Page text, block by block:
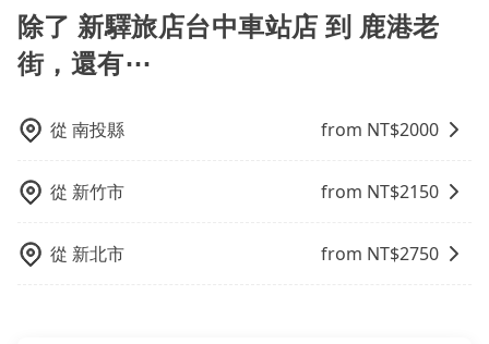
心地享受旅步為您提供的服務。
booking@tripool.app聯繫我們，將有專人協助回覆確
認是否能協助安排。
除了 新驛旅店台中車站店 到 鹿港老
街，還有⋯
從 南投縣 from NT$2000
從 新竹市 from NT$2150
從 新北市 from NT$2750